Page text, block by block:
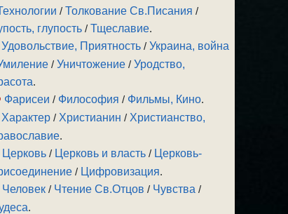
/Толкование Св.Писания /
глупость /Тщеславие.
Удовольствие, Приятность /Украина, война
/Уничтожение /Уродство,
.
Фарисеи / Философия / Фильмы, Кино.
Характер / Христианин / Христианство,
.
Церковь / Церковь и власть / Церковь-
/ Цифровизация.
Человек / Чтение Св.Отцов / Чувства /
.